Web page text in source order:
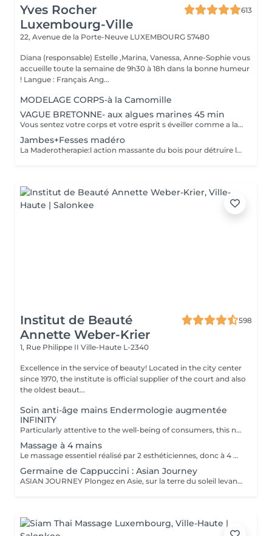
Yves Rocher
Luxembourg-Ville
613
22, Avenue de la Porte-Neuve LUXEMBOURG 57480
Diana (responsable) Estelle ,Marina, Vanessa, Anne-Sophie vous
accueille toute la semaine de 9h30 à 18h dans la bonne humeur
! Langue : Français Ang...
MODELAGE CORPS-à la Camomille
VAGUE BRETONNE- aux algues marines 45 min
Vous sentez votre corps et votre esprit s éveiller comme a la suite d un bain dans l OCEAN. Vous vous tonicité et leur confort. sentez légère et revitalisée. Vos jambes retrouvent leur tonicité et leur confort
Jambes+Fesses madéro
La Maderotherapie:l action massante du bois pour détruire la cellulite. *Active la circulation sanguine et lymphatique *Réduit les tensions musculaires. *Raffermie et tonifie la peau.
Institut de Beauté
Annette Weber-Krier
598
1, Rue Philippe II Ville-Haute L-2340
Excellence in the service of beauty! Located in the city center
since 1970, the institute is official supplier of the court and also
the oldest beaut...
Soin anti-âge mains Endermologie augmentée
INFINITY
Particularly attentive to the well-being of consumers, this new exclusive LPG® protocol is the alliance of technicality, which is based on the patented technology of the CelluM6 Alliance® device and sensoriality for immediate and lasting effectiveness on the body. And this, thanks to a succession of maneuvers carried out both by the Alliance® treatment head, the application of a mask and by the hands of the practitioner
Massage à 4 mains
Le massage essentiel réalisé par 2 esthéticiennes, donc à 4 mains est un massage du corps complet aux huiles essentielles, qui apporte une profonde relaxation. C'est une technique favorisant la circulation énergétique et qui réactive le métabolisme. C'est un massage où on retrouve le plaisir de donner et de recevoir. En fait c'est un mélange de différentes techniques : californienne, quant au rythme, la fluidité, manoeuvres enveloppantes, et suédoise, travail précis sur les différentes parties du corps.
Germaine de Cappuccini : Asian Journey
ASIAN JOURNEY Plongez en Asie, sur la terre du soleil levant, où chaque détail est conçu pour offrir harmonie et équilibre grâce à des soins exclusifs qui capturent l'esprit zen des anciens rituels japonais, infusés avec l'essence culturelle et cérémonielle du thé. La collection présente un parfum neuro-scientifiquement prouvé qui favorise l'harmonie et l'équilibre entre le corps et l'esprit. Des notes lactées enveloppantes s'associent à des bois crémeux sophistiqués et à des fruits exotiques. ACTIMOOD PROGRAM® : WELLBEINGMATCHA RENEWAL EXFOLIATION POUR LE CORPS Rituel d'exfoliation conçu pour révéler une peau douce et radieuse. Une formule exclusive à effet antioxydant qui enveloppe le corps d'une étreinte nourrissante et transformatrice. La caresse de sa texture gel extraordinaire permet une exfoliation aussi efficace qu'agréable. SERENITY SANCTUARY MASSAGE CORPOREL Inspiré du Shiatsu, une technique millénaire originaire du Japon, ce massage à effet relaxant vise à harmoniser le rythme naturel du corps en travaillant les méridiens énergétiques. La texture douce du lait de massage facilite le traitement, garantissant une glisse douce et agréable, tout en vous plongeant dans une atmosphère de profonde sérénité. ZEN CEREMONY RITUEL Conçu pour harmoniser le corps et l'esprit, ce rituel corporel associe la préparation et le soin de la peau à la philosophie orientale de l'équilibre holistique. Inspiré par le travail des méridiens énergétiques, il favorise un sentiment de bien-être total et profond.